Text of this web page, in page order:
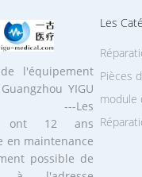
l'équipement
YIGU
---Les
ont 12 ans
en maintenance
possible de
Les
Pièces
module